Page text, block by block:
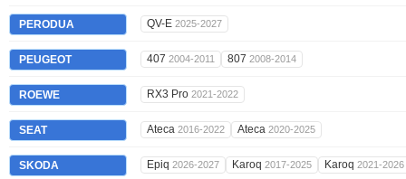
PERODUA QV-E 2025-2027
PEUGEOT 407 2004-2011 807 2008-2014
ROEWE RX3 Pro 2021-2022
SEAT Ateca 2016-2022 Ateca 2020-2025
SKODA Epiq 2026-2027 Karoq 2017-2025 Karoq 2021-2026